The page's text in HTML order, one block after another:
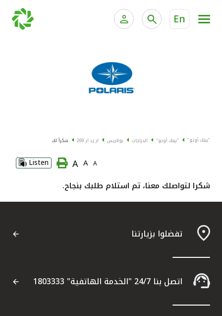
En
الخدمات المصرفية الإلكترونية للأفراد
الخدمات المصرفية الإلكترونية للشركات
مواقع الفروع وأجهزة الصرف الآلي
"بيتك أوتو" "بيتك أوتو" الدراجات بولاريس ار زد ار 200 شكراً لك
A
A
A
Listen
شكرا لتواصلك معنا، تم استلام طلبك بنجاح.
تفضلوا بزيارتنا
اتصل بنا 24/7 "الخدمة الهاتفية" 1803333